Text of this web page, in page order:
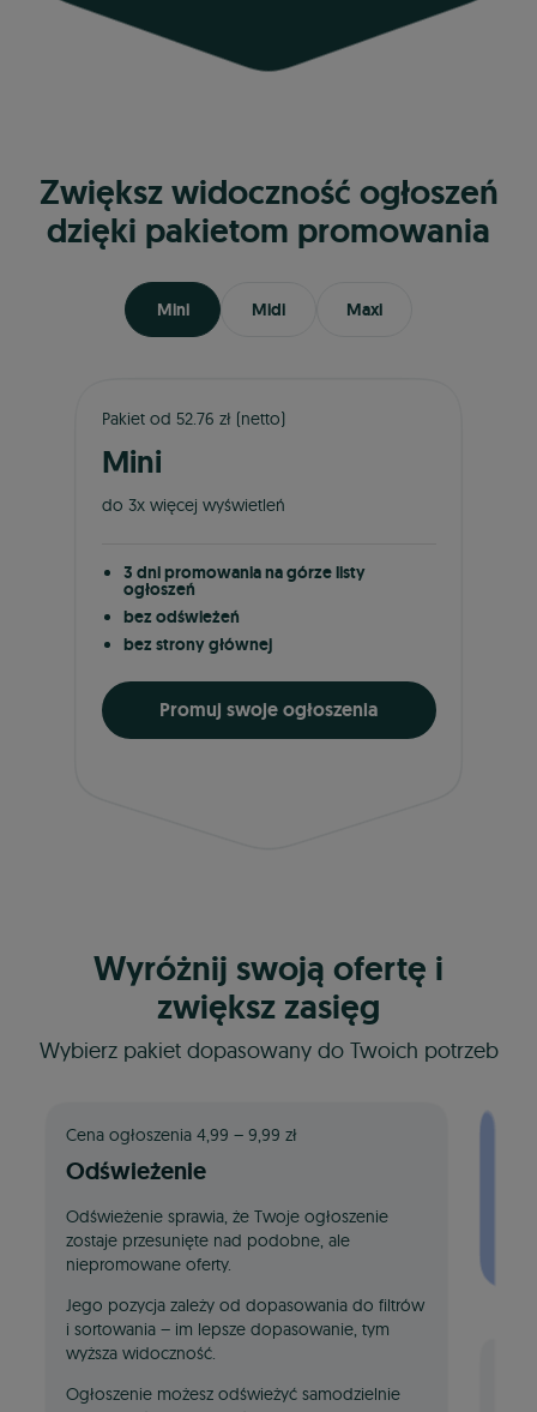
Zwiększ widoczność ogłoszeń
dzięki pakietom promowania
Mini Midi Maxi
Pakiet od 52.76 zł (netto)
Mini
do 3x więcej wyświetleń
3 dni promowania na górze listy
ogłoszeń
bez odświeżeń
bez strony głównej
Promuj swoje ogłoszenia
Wyróżnij swoją ofertę i
zwiększ zasięg
Wybierz pakiet dopasowany do Twoich potrzeb
Cena ogłoszenia 4,99 – 9,99 zł
Odświeżenie
Odświeżenie sprawia, że Twoje ogłoszenie
zostaje przesunięte nad podobne, ale
niepromowane oferty.
Jego pozycja zależy od dopasowania do filtrów
i sortowania – im lepsze dopasowanie, tym
wyższa widoczność.
Ogłoszenie możesz odświeżyć samodzielnie